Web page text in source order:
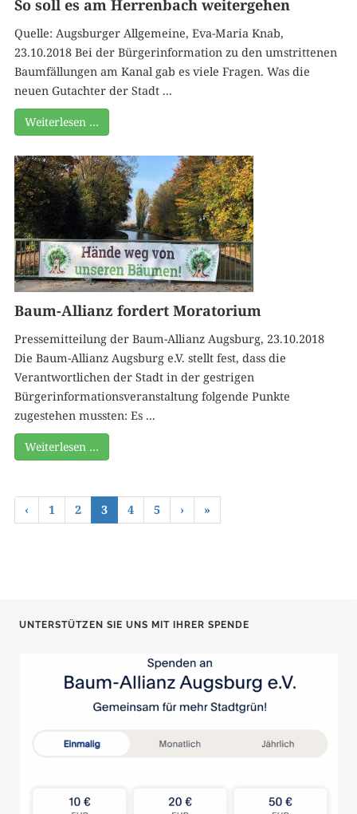
So soll es am Herrenbach weitergehen
Quelle: Augsburger Allgemeine, Eva-Maria Knab,
23.10.2018 Bei der Bürgerinformation zu den umstrittenen
Baumfällungen am Kanal gab es viele Fragen. Was die
neuen Gutachter der Stadt ...
Weiterlesen …
Baum-Allianz fordert Moratorium
Pressemitteilung der Baum-Allianz Augsburg, 23.10.2018
Die Baum-Allianz Augsburg e.V. stellt fest, dass die
Verantwortlichen der Stadt in der gestrigen
Bürgerinformationsveranstaltung folgende Punkte
zugestehen mussten: Es ...
Weiterlesen …
‹ 1 2 3 4 5 › »
UNTERSTÜTZEN SIE UNS MIT IHRER SPENDE